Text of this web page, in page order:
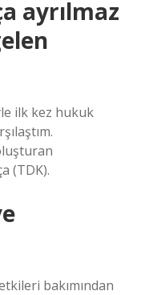
ayrılmaz
ilk kez hukuk
(TDK).
bakımından